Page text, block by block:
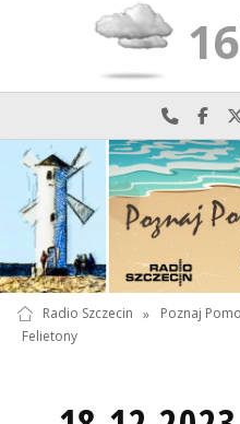
16
Radio Szczecin » Poznaj
Felietony